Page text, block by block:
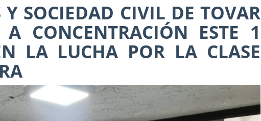
Y SOCIEDAD CIVIL DE TOVAR
A CONCENTRACIÓN ESTE 1
LA LUCHA POR LA CLASE